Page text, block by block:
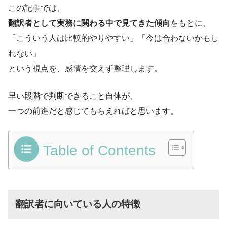
この記事では、
翻訳者として実務に関わる中で見てきた傾向 をもとに、
「こういう人は比較的やりやすい」「今は合わないかもし
れない」
という視点を、感情を交えず整理します。
早い段階で判断できること自体が、
一つの前進だと感じてもらえればと思います。
Table of Contents
翻訳者に向いている人の特徴